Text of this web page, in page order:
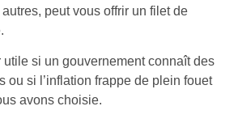
peut vous offrir un filet de
utile si un gouvernement connaît des
ou si l’inflation frappe de plein fouet
avons choisie.